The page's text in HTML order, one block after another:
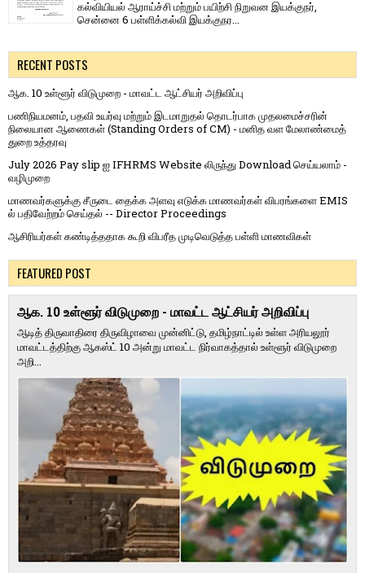
கல்வியியல் ஆராய்ச்சி மற்றும் பயிற்சி நிறுவன இயக்குநர்,
சென்னை 6 பள்ளிக்கல்வி இயக்குநர...
RECENT POSTS
ஆக. 10 உள்ளூர் விடுமுறை - மாவட்ட ஆட்சியர் அறிவிப்பு
பணிநியமனம், பதவி உயர்வு மற்றும் இடமாறுதல் தொடர்பாக முதலமைச்சரின்
நிலையான ஆணைகள் (Standing Orders of CM) - மனித வள மேலாண்மைத்
துறை உத்தரவு
July 2026 Pay slip ஐ IFHRMS Website லிருந்து Download செய்யலாம் -
வழிமுறை
மாணவர்களுக்கு சீருடை தைக்க அளவு எடுக்க மாணவர்கள் விபரங்களை EMIS
ல் பதிவேற்றம் செய்தல் -- Director Proceedings
ஆசிரியர்கள் கண்டித்ததாக கூறி விபரீத முடிவெடுத்த பள்ளி மாணவிகள்
FEATURED POST
ஆக. 10 உள்ளூர் விடுமுறை - மாவட்ட ஆட்சியர் அறிவிப்பு
ஆடித் திருவாதிரை திருவிழாவை முன்னிட்டு, தமிழ்நாட்டில் உள்ள அரியலூர்
மாவட்டத்திற்கு ஆகஸ்ட் 10 அன்று மாவட்ட நிர்வாகத்தால் உள்ளூர் விடுமுறை
அறி...